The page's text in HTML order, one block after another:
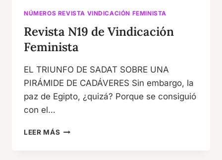
NÚMEROS REVISTA VINDICACIÓN FEMINISTA
Revista N19 de Vindicación
Feminista
EL TRIUNFO DE SADAT SOBRE UNA
PIRÁMIDE DE CADÁVERES Sin embargo, la
paz de Egipto, ¿quizá? Porque se consiguió
con el…
LEER MÁSREVISTA